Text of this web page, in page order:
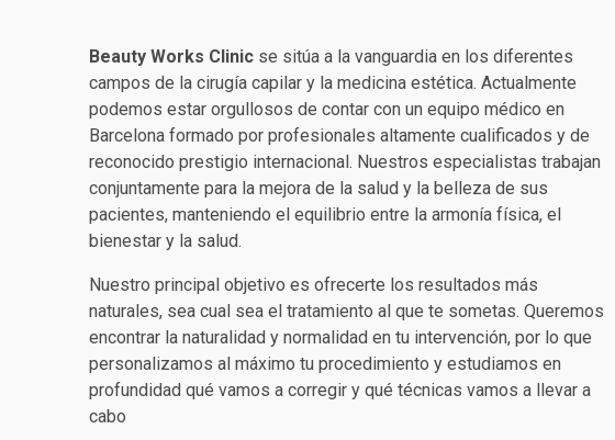
Beauty Works Clinicse sitúa a la vanguardia en los diferentes
campos de la cirugía capilar y la medicina estética. Actualmente
podemos estar orgullosos de contar con un equipo médico en
Barcelona formado por profesionales altamente cualificados y de
reconocido prestigio internacional. Nuestros especialistas trabajan
conjuntamente para la mejora de la salud y la belleza de sus
pacientes, manteniendo el equilibrio entre la armonía física, el
bienestar y la salud.
Nuestro principal objetivo es ofrecerte los resultados más
naturales, sea cual sea el tratamiento al que te sometas. Queremos
encontrar la naturalidad y normalidad en tu intervención, por lo que
personalizamos al máximo tu procedimiento y estudiamos en
profundidad qué vamos a corregir y qué técnicas vamos a llevar a
cabo